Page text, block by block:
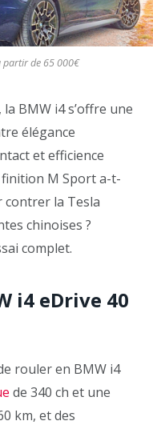
partir de 65 000€
BMW i4 s’offre une
élégance
et efficience
M Sport a-t-
contrer la Tesla
chinoises ?
complet.
i4 eDrive 40
rouler en BMW i4
de 340 ch et une
km, et des